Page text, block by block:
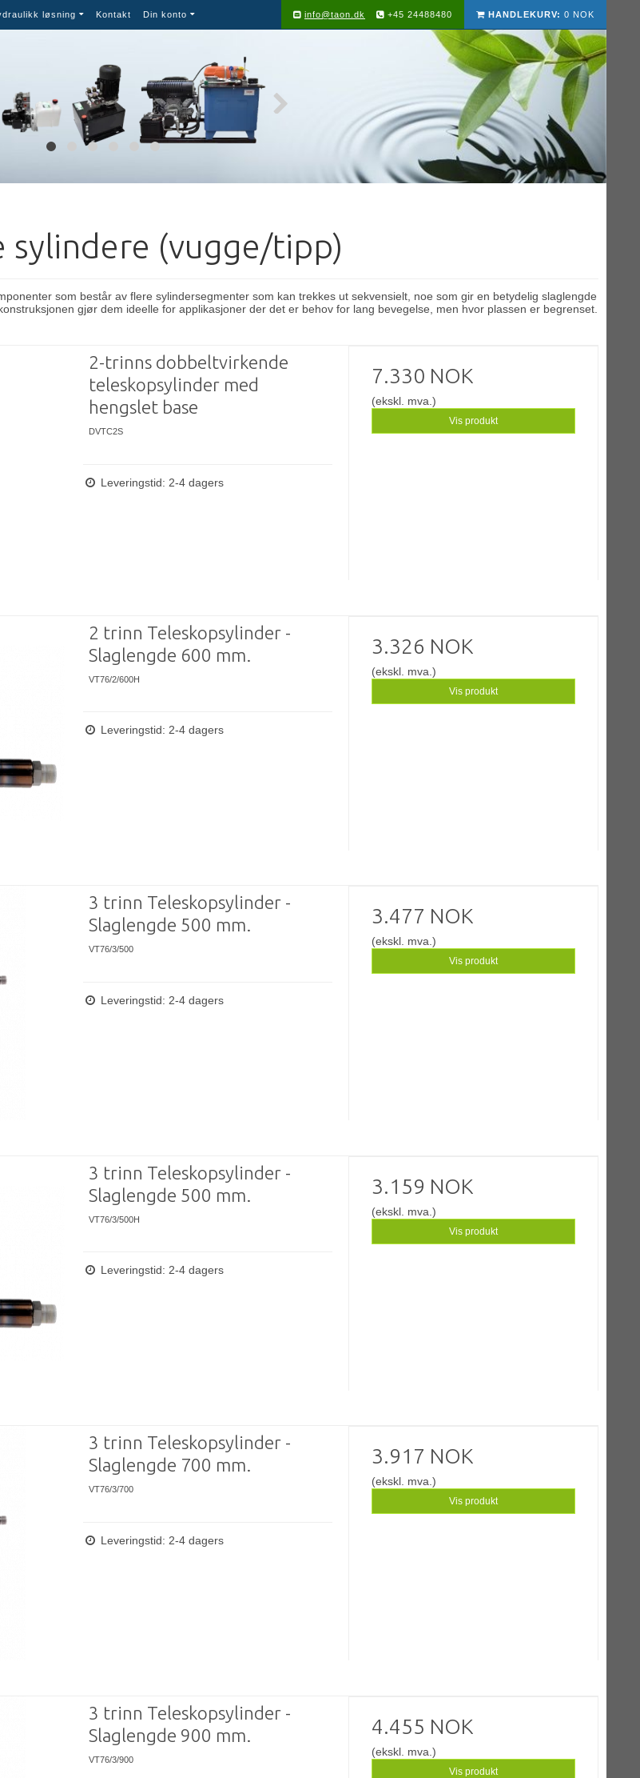
løsning Kontakt Din konto HANDLEKURV: 0 NOK
info@taon.dk +45 24488480
sylindere (vugge/tipp)
som består av flere sylindersegmenter som kan trekkes ut sekvensielt, noe som gir en betydelig slaglengde
gjør dem ideelle for applikasjoner der det er behov for lang bevegelse, men hvor plassen er begrenset.
2-trinns dobbeltvirkende
teleskopsylinder med
hengslet base
DVTC2S
Leveringstid: 2-4 dagers
7.330 NOK
(ekskl. mva.)
Vis produkt
2 trinn Teleskopsylinder -
Slaglengde 600 mm.
VT76/2/600H
Leveringstid: 2-4 dagers
3.326 NOK
(ekskl. mva.)
Vis produkt
3 trinn Teleskopsylinder -
Slaglengde 500 mm.
VT76/3/500
Leveringstid: 2-4 dagers
3.477 NOK
(ekskl. mva.)
Vis produkt
3 trinn Teleskopsylinder -
Slaglengde 500 mm.
VT76/3/500H
Leveringstid: 2-4 dagers
3.159 NOK
(ekskl. mva.)
Vis produkt
3 trinn Teleskopsylinder -
Slaglengde 700 mm.
VT76/3/700
Leveringstid: 2-4 dagers
3.917 NOK
(ekskl. mva.)
Vis produkt
3 trinn Teleskopsylinder -
Slaglengde 900 mm.
VT76/3/900
4.455 NOK
(ekskl. mva.)
Vis produkt